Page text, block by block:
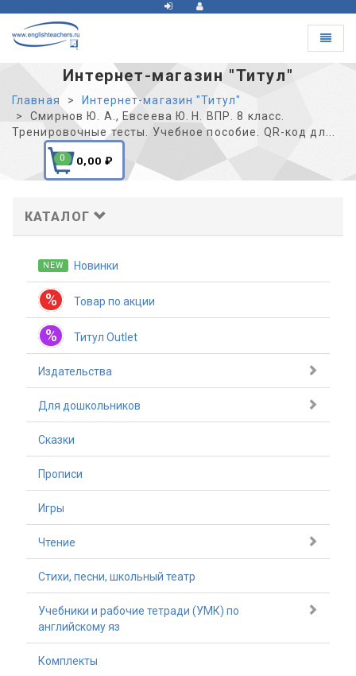
Toggle
Интернет-магазин "Титул"
Главная
Интернет-магазин "Титул"
Смирнов Ю. А., Евсеева Ю. Н. ВПР. 8 класс.
Тренировочные тесты. Учебное пособие. QR-код дл...
0 0,00 ₽
КАТАЛОГ
NEW Новинки
% Товар по акции
% Титул Outlet
Издательства
Для дошкольников
Сказки
Прописи
Игры
Чтение
Стихи, песни, школьный театр
Учебники и рабочие тетради (УМК) по
английскому яз
Комплекты